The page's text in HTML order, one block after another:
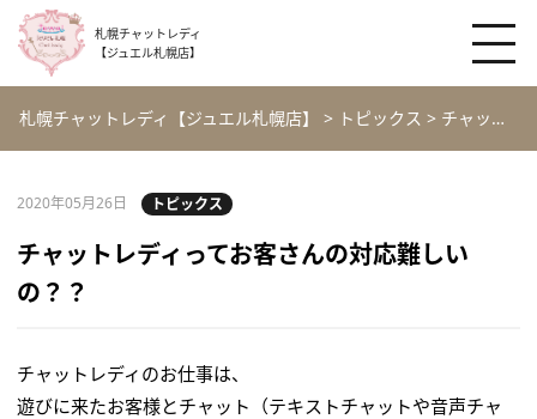
札幌チャットレディ
【ジュエル札幌店】
札幌チャットレディ【ジュエル札幌店】 > トピックス > チャットレディってお客さんの対応難しいの？？
2020年05月26日 トピックス
チャットレディってお客さんの対応難しい
の？？
チャットレディのお仕事は、
遊びに来たお客様とチャット（テキストチャットや音声チャ